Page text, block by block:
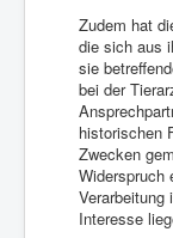
Zudem hat
die sich aus
sie
bei der
historischen
Zwecken
Widerspruch
Verarbeitung
Interesse